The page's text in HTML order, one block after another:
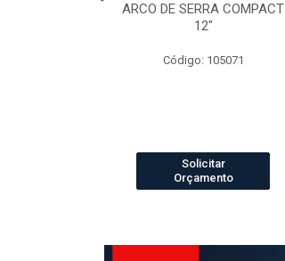
ARCO DE SERRA COMPACT
12"
Código: 105071
Solicitar
Orçamento